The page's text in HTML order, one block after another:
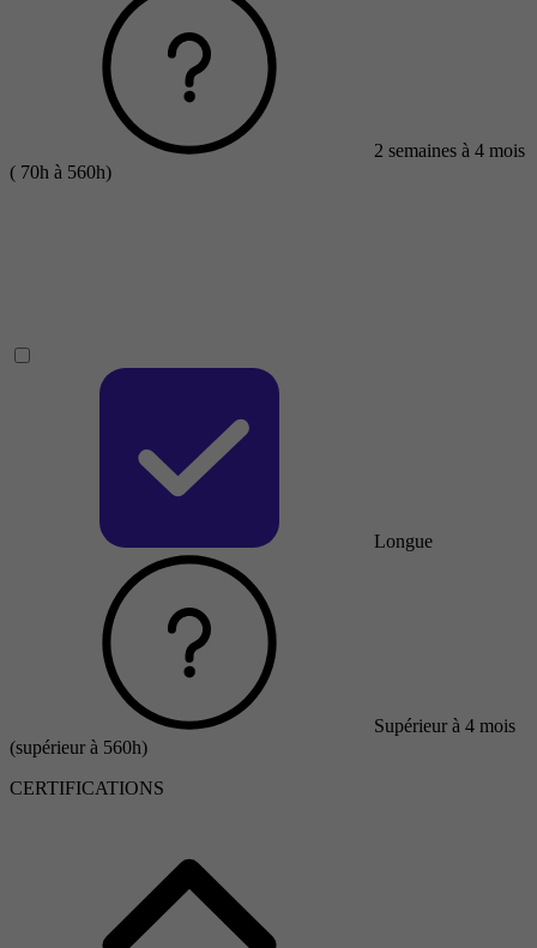
2 semaines à 4 mois
( 70h à 560h)
Longue
Supérieur à 4 mois
(supérieur à 560h)
CERTIFICATIONS